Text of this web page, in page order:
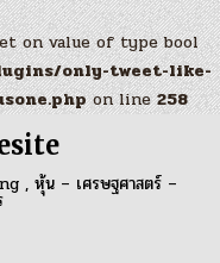
on value of type bool
only-tweet-like-
on line258
, หุ้น – เศรษฐศาสตร์ –